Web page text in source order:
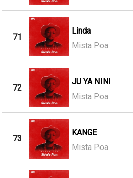
71
Linda
Mista Poa
72
JU YA NINI
Mista Poa
73
KANGE
Mista Poa